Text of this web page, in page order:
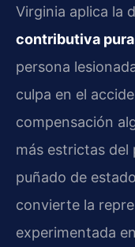
Virginia aplica la
contributiva pura
persona
culpa en el
compensación
más estrictas
puñado de
convierte la
experimentada